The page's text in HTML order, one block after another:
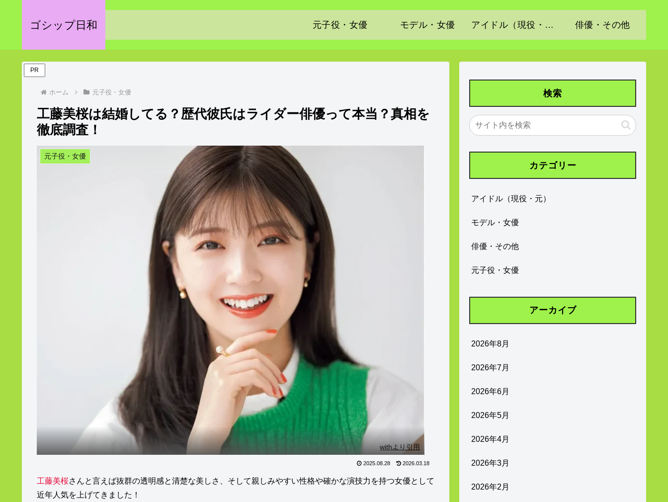
ゴシップ日和 元子役・女優 モデル・女優 アイドル（現役・元） 俳優・その他
PR
ホーム 元子役・女優
工藤美桜は結婚してる？歴代彼氏はライダー俳優って本当？真相を
徹底調査！
元子役・女優
withより引用
2025.08.28 2026.03.18
工藤美桜さんと言えば抜群の透明感と清楚な美しさ、そして親しみやすい性格や確かな演技力を持つ女優として
近年人気を上げてきました！
検索
カテゴリー
アイドル（現役・元）
モデル・女優
俳優・その他
元子役・女優
アーカイブ
2026年8月
2026年7月
2026年6月
2026年5月
2026年4月
2026年3月
2026年2月